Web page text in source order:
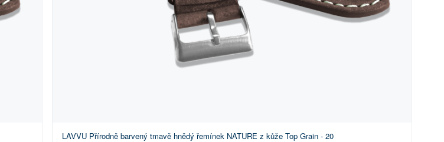
LAVVU Přírodně barvený tmavě hnědý řemínek NATURE z kůže Top Grain - 20